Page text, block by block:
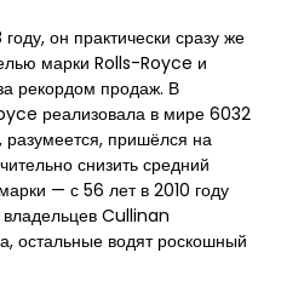
он практически сразу же
марки Rolls-Royce и
рекордом продаж. В
реализовала в мире 6032
разумеется, пришёлся на
снизить средний
— с 56 лет в 2010 году
Cullinan
остальные водят роскошный